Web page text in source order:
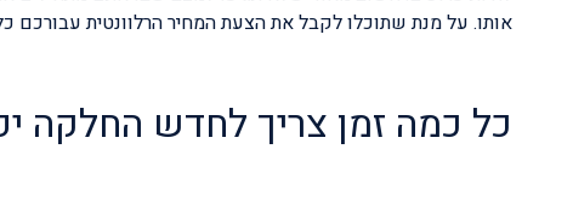
אותו. על מנת שתוכלו לקבל את הצעת המחיר הרלוונטית
כל כמה זמן צריך לחדש החלקה